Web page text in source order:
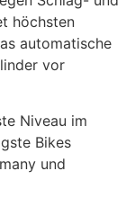
höchsten
automatische
vor
Niveau im
Bikes
und